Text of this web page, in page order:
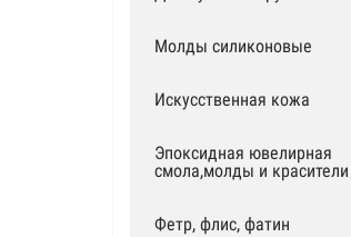
Молды силиконовые
Искусственная кожа
Эпоксидная ювелирная
смола,молды и красители
Фетр, флис, фатин